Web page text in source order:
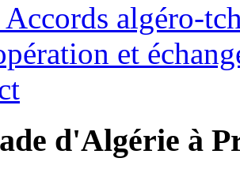
Accords algéro-
et
d'Algérie à